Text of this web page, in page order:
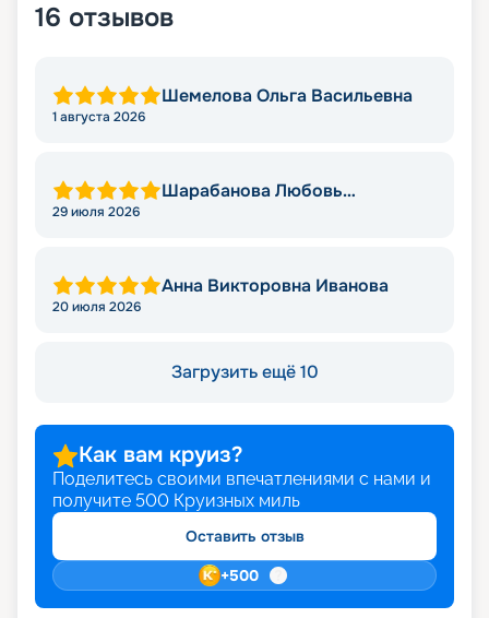
16 отзывов
Шемелова Ольга Васильевна
1 августа 2026
Шарабанова Любовь
29 июля 2026
Анна Викторовна Иванова
20 июля 2026
Загрузить ещё 10
Как вам круиз?
Поделитесь своими впечатлениями с нами и
получите 500 Круизных миль
Оставить отзыв
+500